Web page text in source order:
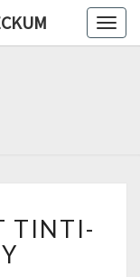
TINTI-